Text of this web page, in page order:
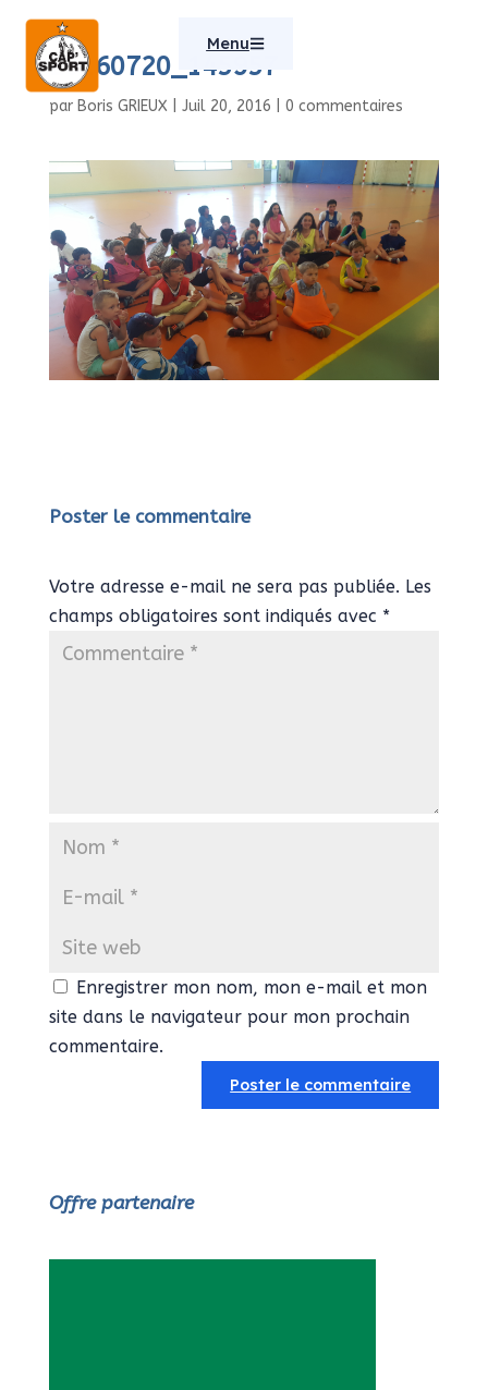
Menu
20160720_145957
par Boris GRIEUX Juil 20, 2016 0 commentaires
Poster le commentaire
Votre adresse e-mail ne sera pas publiée. Les
champs obligatoires sont indiqués avec *
Enregistrer mon nom, mon e-mail et mon
site dans le navigateur pour mon prochain
commentaire.
Offre partenaire